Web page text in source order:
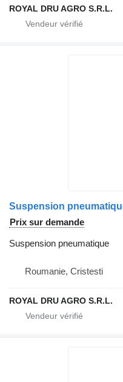
ROYAL DRU AGRO S.R.L.
Prix sur demande
Suspension pneumatique
Roumanie, Cristesti
ROYAL DRU AGRO S.R.L.